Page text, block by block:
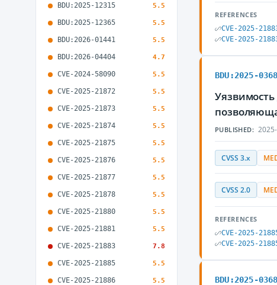
BDU:2025-12315 5.5
BDU:2025-12365 5.5
BDU:2026-01441 5.5
BDU:2026-04404 4.7
CVE-2024-58090 5.5
CVE-2025-21872 5.5
CVE-2025-21873 5.5
CVE-2025-21874 5.5
CVE-2025-21875 5.5
CVE-2025-21876 5.5
CVE-2025-21877 5.5
CVE-2025-21878 5.5
CVE-2025-21880 5.5
CVE-2025-21881 5.5
CVE-2025-21883 7.8
CVE-2025-21885 5.5
CVE-2025-21886 5.5
REFERENCES
CVE-2025-
CVE-2025-
BDU:2025-
PUBLISHED:
CVSS 3.x
CVSS 2.0
REFERENCES
CVE-2025-
CVE-2025-
BDU:2025-